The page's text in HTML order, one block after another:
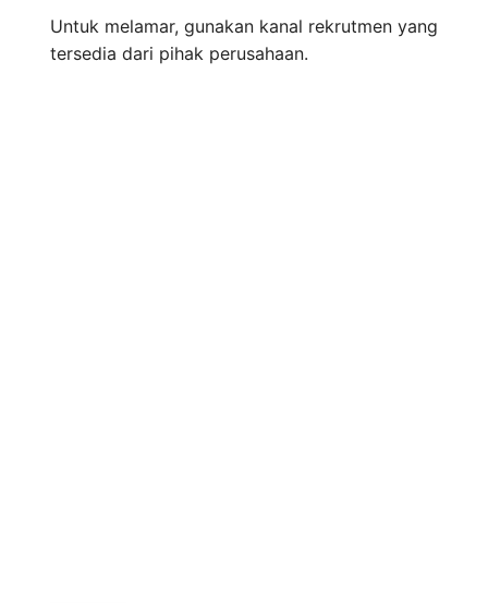
Untuk melamar, gunakan kanal rekrutmen yang
tersedia dari pihak perusahaan.